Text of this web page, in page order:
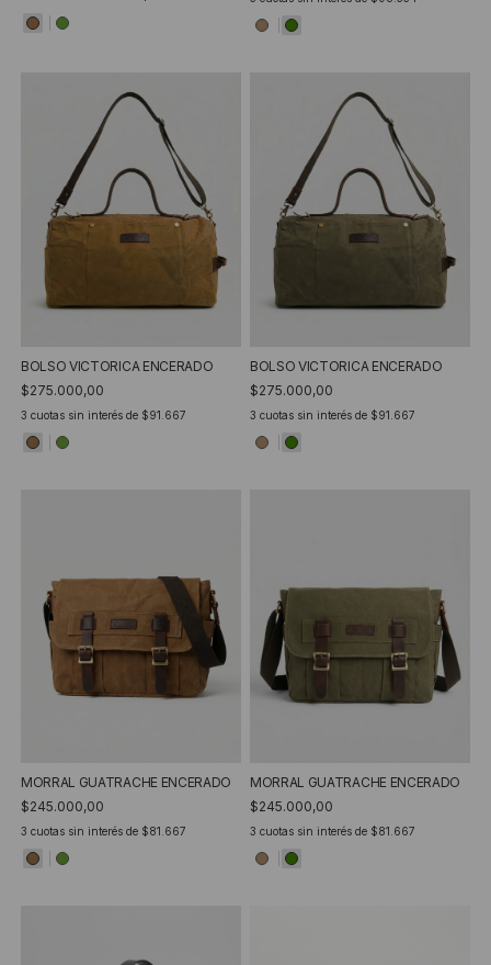
BOLSO VICTORICA ENCERADO
$275.000,00
3 cuotas sin interés de $91.667
BOLSO VICTORICA ENCERADO
$275.000,00
3 cuotas sin interés de $91.667
MORRAL GUATRACHE ENCERADO
$245.000,00
3 cuotas sin interés de $81.667
MORRAL GUATRACHE ENCERADO
$245.000,00
3 cuotas sin interés de $81.667